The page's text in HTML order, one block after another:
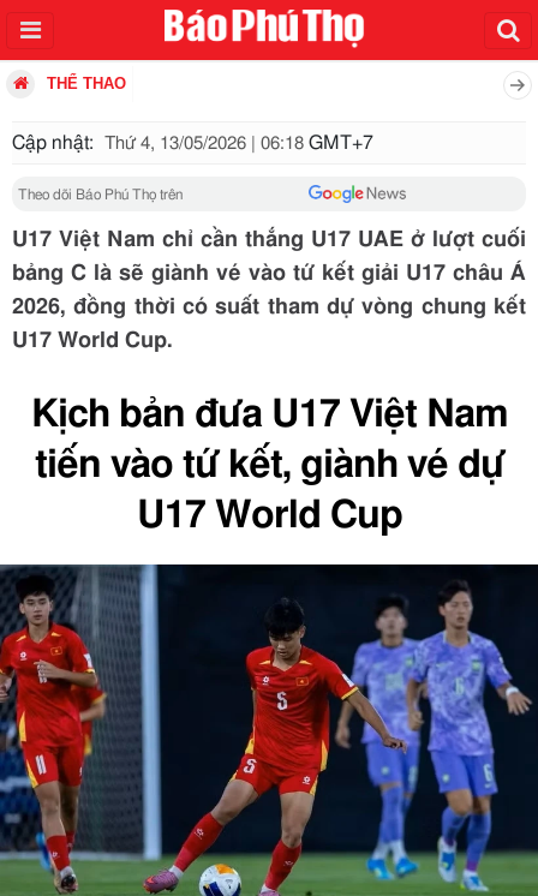
THỂ THAO
Cập nhật: Thứ 4, 13/05/2026 | 06:18 GMT+7
Theo dõi Báo Phú Thọ trên
U17 Việt Nam chỉ cần thắng U17 UAE ở lượt cuối
bảng C là sẽ giành vé vào tứ kết giải U17 châu Á
2026, đồng thời có suất tham dự vòng chung kết
U17 World Cup.
Kịch bản đưa U17 Việt Nam
tiến vào tứ kết, giành vé dự
U17 World Cup